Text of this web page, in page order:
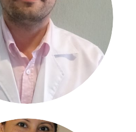
Dr. Manuel Rojas